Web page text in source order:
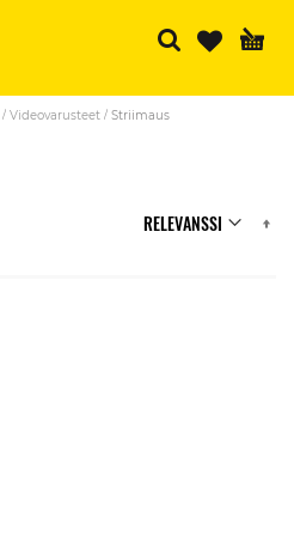
Videovarusteet Striimaus